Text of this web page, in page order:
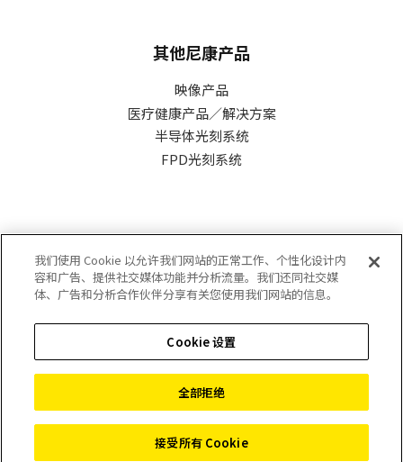
其他尼康产品
映像产品
医疗健康产品／解决方案
半导体光刻系统
FPD光刻系统
尼康精机（上海）有限公司
隐私政策
使用条款
©2026 Nikon Precision (Shanghai) Co., Ltd.
我们使用 Cookie 以允许我们网站的正常工作、个性化设计内
容和广告、提供社交媒体功能并分析流量。我们还同社交媒
体、广告和分析合作伙伴分享有关您使用我们网站的信息。
Cookie 设置
全部拒绝
接受所有 Cookie